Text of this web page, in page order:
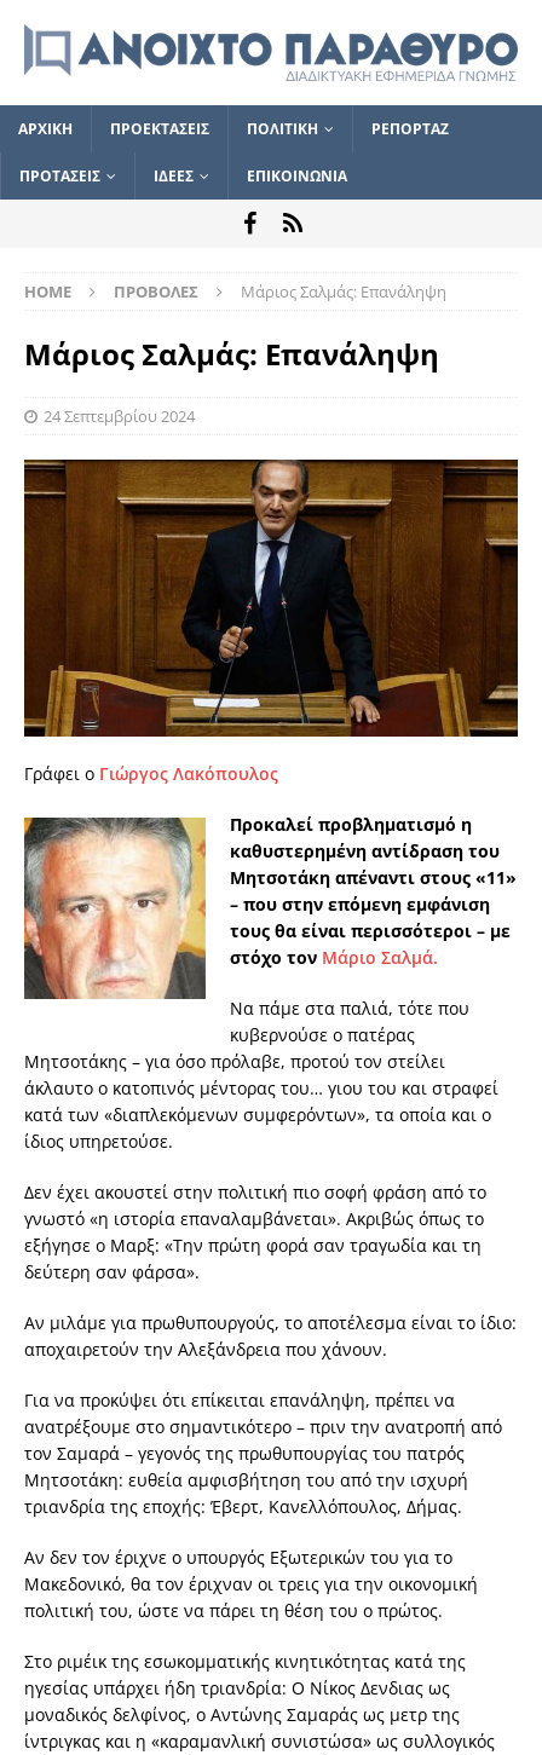
ΑΡΧΙΚΗ ΠΡΟΕΚΤΑΣΕΙΣ ΠΟΛΙΤΙΚΗ ΡΕΠΟΡΤΑΖ
ΠΡΟΤΑΣΕΙΣ ΙΔΕΕΣ ΕΠΙΚΟΙΝΩΝΙΑ
HOME ΠΡΟΒΟΛΕΣ Μάριος Σαλμάς: Επανάληψη
Μάριος Σαλμάς: Επανάληψη
24 Σεπτεμβρίου 2024
Γράφει ο Γιώργος Λακόπουλος
Προκαλεί προβληματισμό η
καθυστερημένη αντίδραση του
Μητσοτάκη απέναντι στους «11»
– που στην επόμενη εμφάνιση
τους θα είναι περισσότεροι – με
στόχο τον Μάριο Σαλμά.
Να πάμε στα παλιά, τότε που
κυβερνούσε ο πατέρας
Μητσοτάκης – για όσο πρόλαβε, προτού τον στείλει
άκλαυτο ο κατοπινός μέντορας του… γιου του και στραφεί
κατά των «διαπλεκόμενων συμφερόντων», τα οποία και ο
ίδιος υπηρετούσε.
Δεν έχει ακουστεί στην πολιτική πιο σοφή φράση από το
γνωστό «η ιστορία επαναλαμβάνεται». Ακριβώς όπως το
εξήγησε ο Μαρξ: «Την πρώτη φορά σαν τραγωδία και τη
δεύτερη σαν φάρσα».
Αν μιλάμε για πρωθυπουργούς, το αποτέλεσμα είναι το ίδιο:
αποχαιρετούν την Αλεξάνδρεια που χάνουν.
Για να προκύψει ότι επίκειται επανάληψη, πρέπει να
ανατρέξουμε στο σημαντικότερο – πριν την ανατροπή από
τον Σαμαρά – γεγονός της πρωθυπουργίας του πατρός
Μητσοτάκη: ευθεία αμφισβήτηση του από την ισχυρή
τριανδρία της εποχής: Έβερτ, Κανελλόπουλος, Δήμας.
Αν δεν τον έριχνε ο υπουργός Εξωτερικών του για το
Μακεδονικό, θα τον έριχναν οι τρεις για την οικονομική
πολιτική του, ώστε να πάρει τη θέση του ο πρώτος.
Στο ριμέικ της εσωκομματικής κινητικότητας κατά της
ηγεσίας υπάρχει ήδη τριανδρία: Ο Νίκος Δενδιας ως
μοναδικός δελφίνος, ο Αντώνης Σαμαράς ως μετρ της
ίντριγκας και η «καραμανλική συνιστώσα» ως συλλογικός